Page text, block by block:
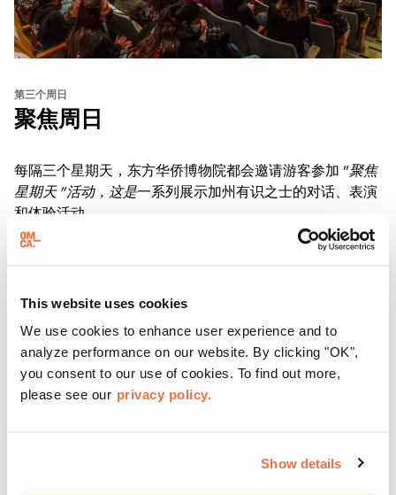
This website uses cookies
We use cookies to enhance user experience and to
analyze performance on our website. By clicking "OK",
you consent to our use of cookies. To find out more,
please see our privacy policy.
Show details
第三个周日
聚焦周日
每隔三个星期天，东方华侨博物院都会邀请游客参加 "聚焦
星期天 "活动，这是一系列展示加州有识之士的对话、表演
和体验活动。
了解更多